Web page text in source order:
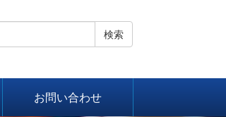
お問い合わせ